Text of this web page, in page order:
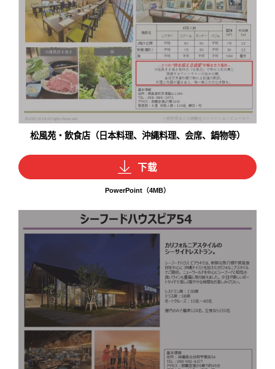
松風苑・飲食店（日本料理、沖縄料理、会席、鍋物等）
下载
PowerPoint（4MB）